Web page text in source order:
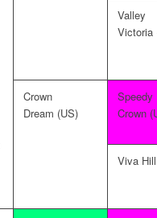
Valley
Victoria
Crown
Dream (US)
Speedy
Crown
Viva